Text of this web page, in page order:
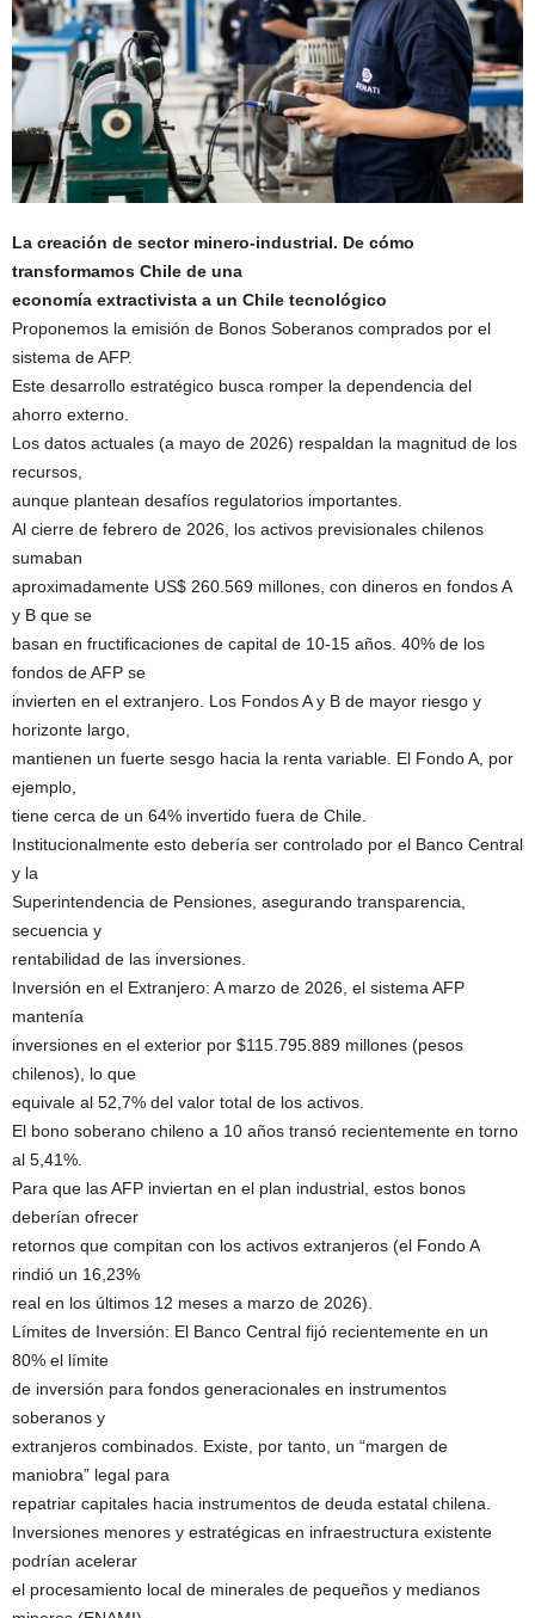
La creación de sector minero-industrial. De cómo
transformamos Chile de una
economía extractivista a un Chile tecnológico
Proponemos la emisión de Bonos Soberanos comprados por el
sistema de AFP.
Este desarrollo estratégico busca romper la dependencia del
ahorro externo.
Los datos actuales (a mayo de 2026) respaldan la magnitud de los
recursos,
aunque plantean desafíos regulatorios importantes.
Al cierre de febrero de 2026, los activos previsionales chilenos
sumaban
aproximadamente US$ 260.569 millones, con dineros en fondos A
y B que se
basan en fructificaciones de capital de 10-15 años. 40% de los
fondos de AFP se
invierten en el extranjero. Los Fondos A y B de mayor riesgo y
horizonte largo,
mantienen un fuerte sesgo hacia la renta variable. El Fondo A, por
ejemplo,
tiene cerca de un 64% invertido fuera de Chile.
Institucionalmente esto debería ser controlado por el Banco Central
y la
Superintendencia de Pensiones, asegurando transparencia,
secuencia y
rentabilidad de las inversiones.
Inversión en el Extranjero: A marzo de 2026, el sistema AFP
mantenía
inversiones en el exterior por $115.795.889 millones (pesos
chilenos), lo que
equivale al 52,7% del valor total de los activos.
El bono soberano chileno a 10 años transó recientemente en torno
al 5,41%.
Para que las AFP inviertan en el plan industrial, estos bonos
deberían ofrecer
retornos que compitan con los activos extranjeros (el Fondo A
rindió un 16,23%
real en los últimos 12 meses a marzo de 2026).
Límites de Inversión: El Banco Central fijó recientemente en un
80% el límite
de inversión para fondos generacionales en instrumentos
soberanos y
extranjeros combinados. Existe, por tanto, un “margen de
maniobra” legal para
repatriar capitales hacia instrumentos de deuda estatal chilena.
Inversiones menores y estratégicas en infraestructura existente
podrían acelerar
el procesamiento local de minerales de pequeños y medianos